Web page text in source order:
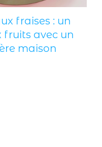
Tzatziki
menthe
pour
27 juin 2026